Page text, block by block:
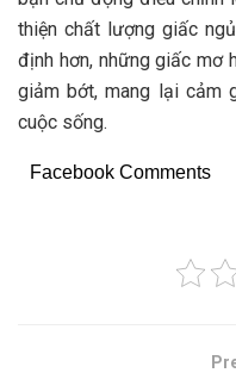
thiện chất lượng giấc
định hơn, những giấc mơ
giảm bớt, mang lại cảm
cuộc sống.
Facebook Comments